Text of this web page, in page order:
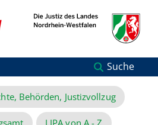
Suche
Behörden, Justizvollzug